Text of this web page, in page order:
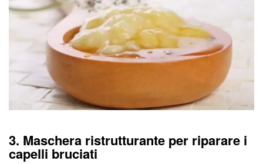
3. Maschera ristrutturante per riparare i
capelli bruciati